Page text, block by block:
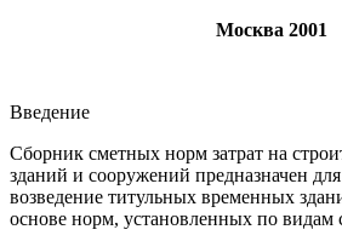
Москва 2001
Введение
Сборник сметных норм затрат на
зданий и сооружений предназначен
возведение титульных временных
основе норм, установленных по видам